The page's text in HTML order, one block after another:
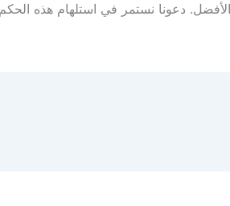
الأفضل. دعونا نستمر في استلهام هذه